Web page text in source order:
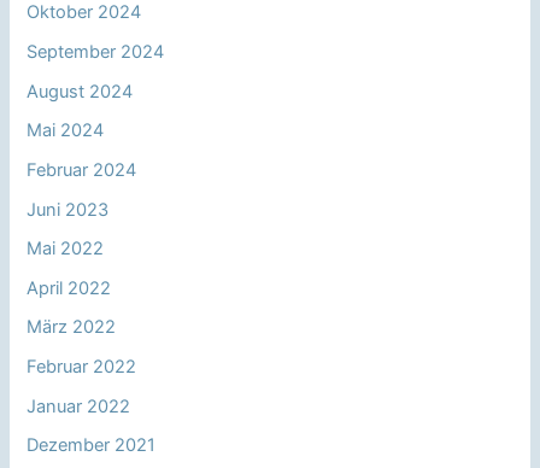
Oktober 2024
September 2024
August 2024
Mai 2024
Februar 2024
Juni 2023
Mai 2022
April 2022
März 2022
Februar 2022
Januar 2022
Dezember 2021